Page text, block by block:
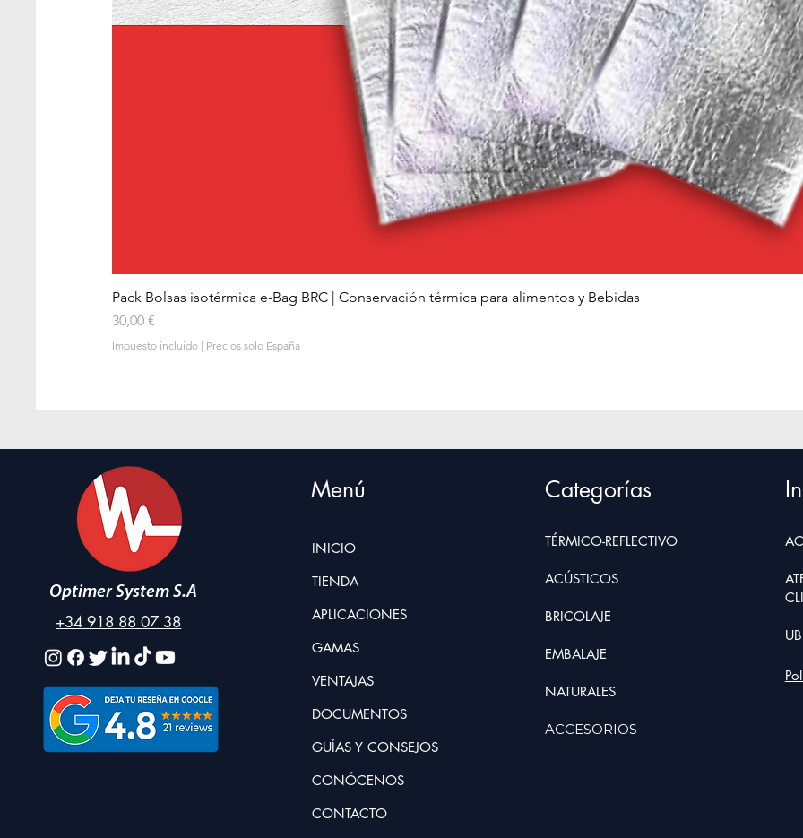
Vista rápida
Pack Bolsas isotérmica e-Bag BRC | Conservación térmica para alimentos y Bebidas
Precio
30,00 €
Impuesto incluido | Precios solo España
Optimer System S.A
+34 918 88 07 38
Menú
INICIO
TIENDA
APLICACIONES
GAMAS
VENTAJAS
DOCUMENTOS
GUÍAS Y CONSEJOS
CONÓCENOS
CONTACTO
Categorías
TÉRMICO-REFLECTIVO
ACÚSTICOS
BRICOLAJE
EMBALAJE
NATURALES
ACCESORIOS